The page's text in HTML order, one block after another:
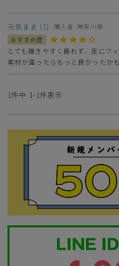
元気まま 1 購入者 神奈川県
とても履きやすく疲れず、足にフ
素材が違ったらもっと良かったか
1件中 1- 1件表示